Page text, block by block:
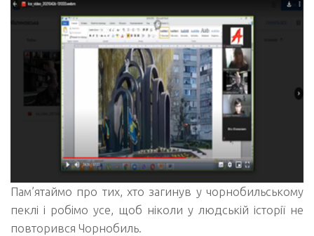
Пам’ятаймо про тих, хто загинув у чорнобильському
пеклі і робімо усе, щоб ніколи у людській історії не
повторився Чорнобиль.